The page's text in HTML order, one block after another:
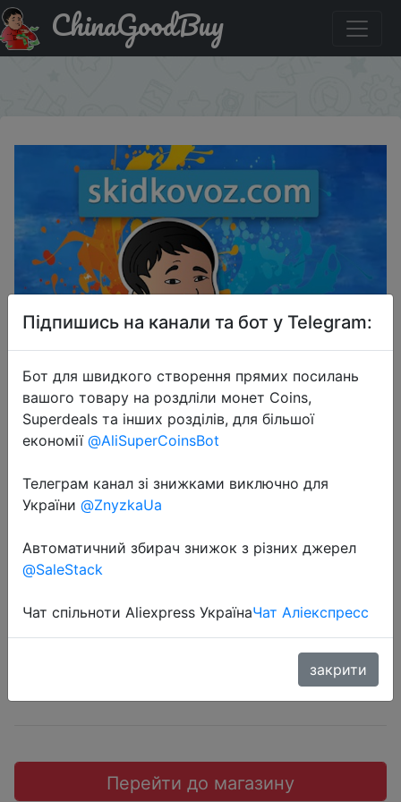
Акція на Новый купон AliExpress для всех (Украина, РФ
и др.) на $1.95 от $13
ChinaGoodBuy
2020-12-31
(Украина, РФ и др.) на $1.95 от $13
$1.95
Перейти до магазину
Підпишись на канали та бот у Telegram:
Бот для швидкого створення прямих посилань
вашого товару на роздліли монет Coins,
Superdeals та інших розділів, для більшої
економії @AliSuperCoinsBot
Телеграм канал зі знижками виключно для
України @ZnyzkaUa
Автоматичний збирач знижок з різних джерел
@SaleStack
Чат спільноти Aliexpress УкраїнаЧат Аліекспресс
закрити